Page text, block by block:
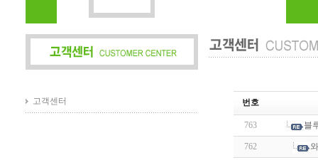
고객센터 번호
763 블
762